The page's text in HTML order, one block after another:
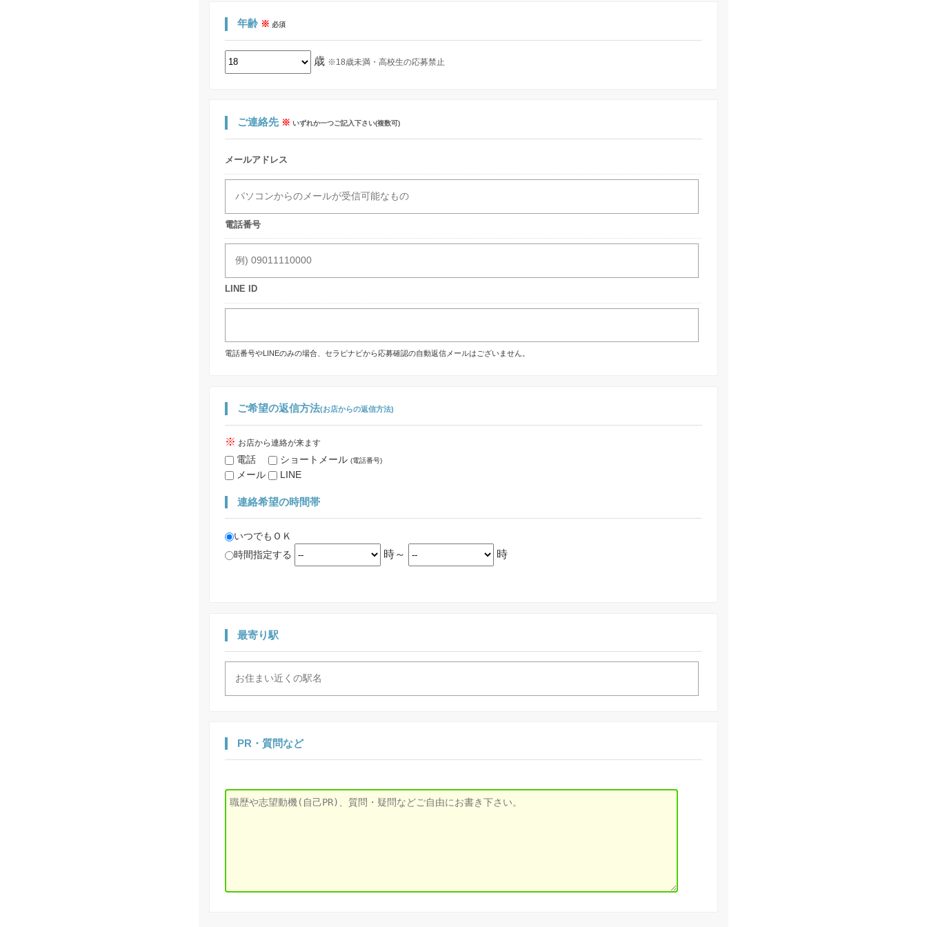
年齢 ※ 必須
歳 ※18歳未満・高校生の応募禁止
ご連絡先 ※ いずれか一つご記入下さい(複数可)
メールアドレス
電話番号
LINE ID
電話番号やLINEのみの場合、セラピナビから応募確認の自動返信メールはございません。
ご希望の返信方法(お店からの返信方法)
※ お店から連絡が来ます
電話 ショートメール(電話番号)
メール LINE
連絡希望の時間帯
いつでもＯＫ
時間指定する
時～ 時
最寄り駅
PR・質問など